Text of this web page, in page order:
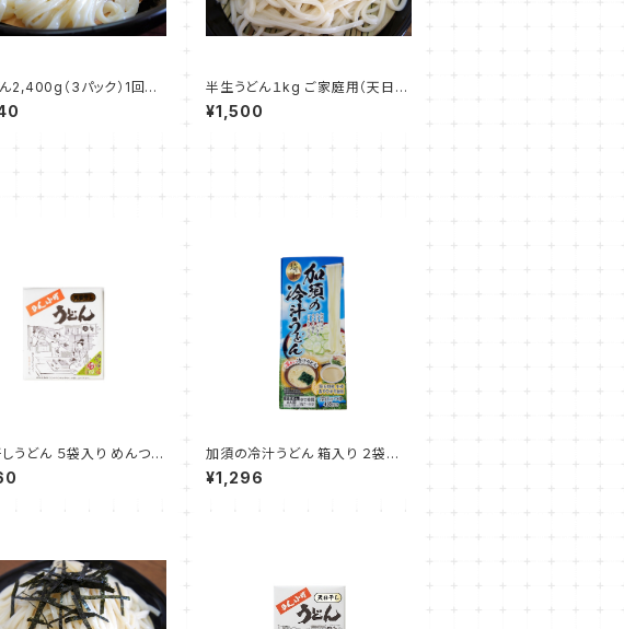
2,400g（3パック）1回の
1点まで購入可能
半生うどん１kg ご家庭用（天日干
し）
¥1,500
うどん ５袋入り めんつ
入り
加須の冷汁うどん 箱入り ２袋
冷汁のつゆ入り
¥1,296